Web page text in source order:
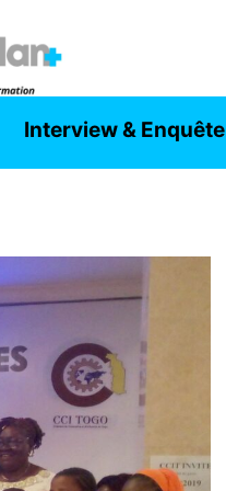
Interview & Enquête